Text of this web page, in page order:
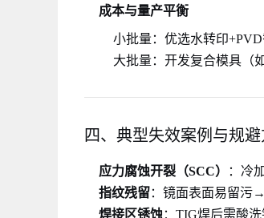
成本与量产平衡
小批量：优选水转印
大批量：开发复合模具（
四、典型失效案例与规避
应力腐蚀开裂（SCC）
：冷
指纹残留：镜面表面易留污
焊接区锈蚀：TIG焊后需酸